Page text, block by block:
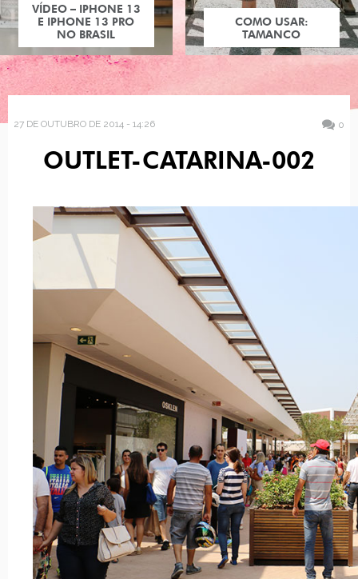
VÍDEO – IPHONE 13
E IPHONE 13 PRO
NO BRASIL
COMO USAR:
TAMANCO
27 DE OUTUBRO DE 2014 - 14:26 0
OUTLET-CATARINA-002